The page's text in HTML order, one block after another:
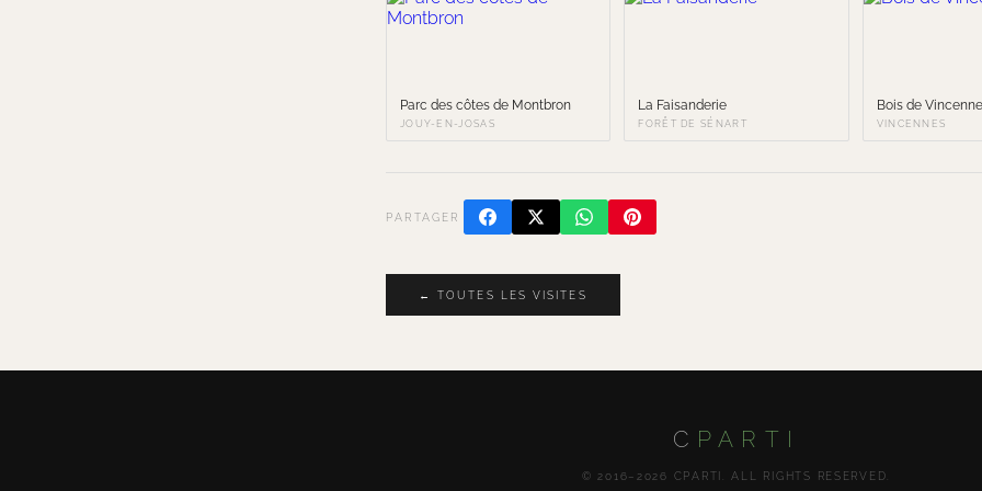
Parc des côtes de Montbron
JOUY-EN-JOSAS
La Faisanderie
FORÊT DE SÉNART
Bois de
VINCENNES
PARTAGER
← TOUTES LES VISITES
C PARTI
© 2016–2026 CPARTI. ALL RIGHTS RESERVED.